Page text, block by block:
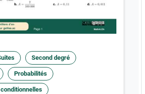
Second degré
Probabilités